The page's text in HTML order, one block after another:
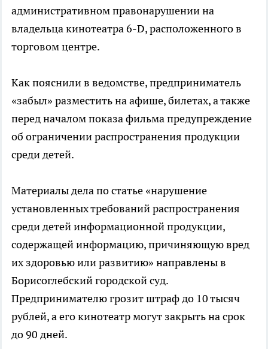
административном правонарушении на
владельца кинотеатра 6-D, расположенного в
торговом центре.
Как пояснили в ведомстве, предприниматель
«забыл» разместить на афише, билетах, а также
перед началом показа фильма предупреждение
об ограничении распространения продукции
среди детей.
Материалы дела по статье «нарушение
установленных требований распространения
среди детей информационной продукции,
содержащей информацию, причиняющую вред
их здоровью или развитию» направлены в
Борисоглебский городской суд.
Предпринимателю грозит штраф до 10 тысяч
рублей, а его кинотеатр могут закрыть на срок
до 90 дней.